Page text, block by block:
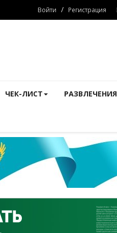
Войти / Регистрация
ЧЕК-ЛИСТ РАЗВЛЕЧЕНИЯ